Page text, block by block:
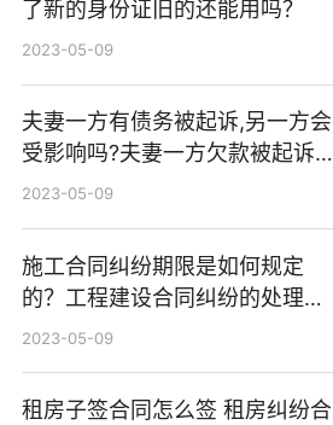
了新的身份证旧的还能用吗？
2023-05-09
夫妻一方有债务被起诉,另一方会
受影响吗?夫妻一方欠款被起诉
一方还是双方偿还？
2023-05-09
施工合同纠纷期限是如何规定
的？工程建设合同纠纷的处理方
式有哪些？
2023-05-09
租房子签合同怎么签 租房纠纷合